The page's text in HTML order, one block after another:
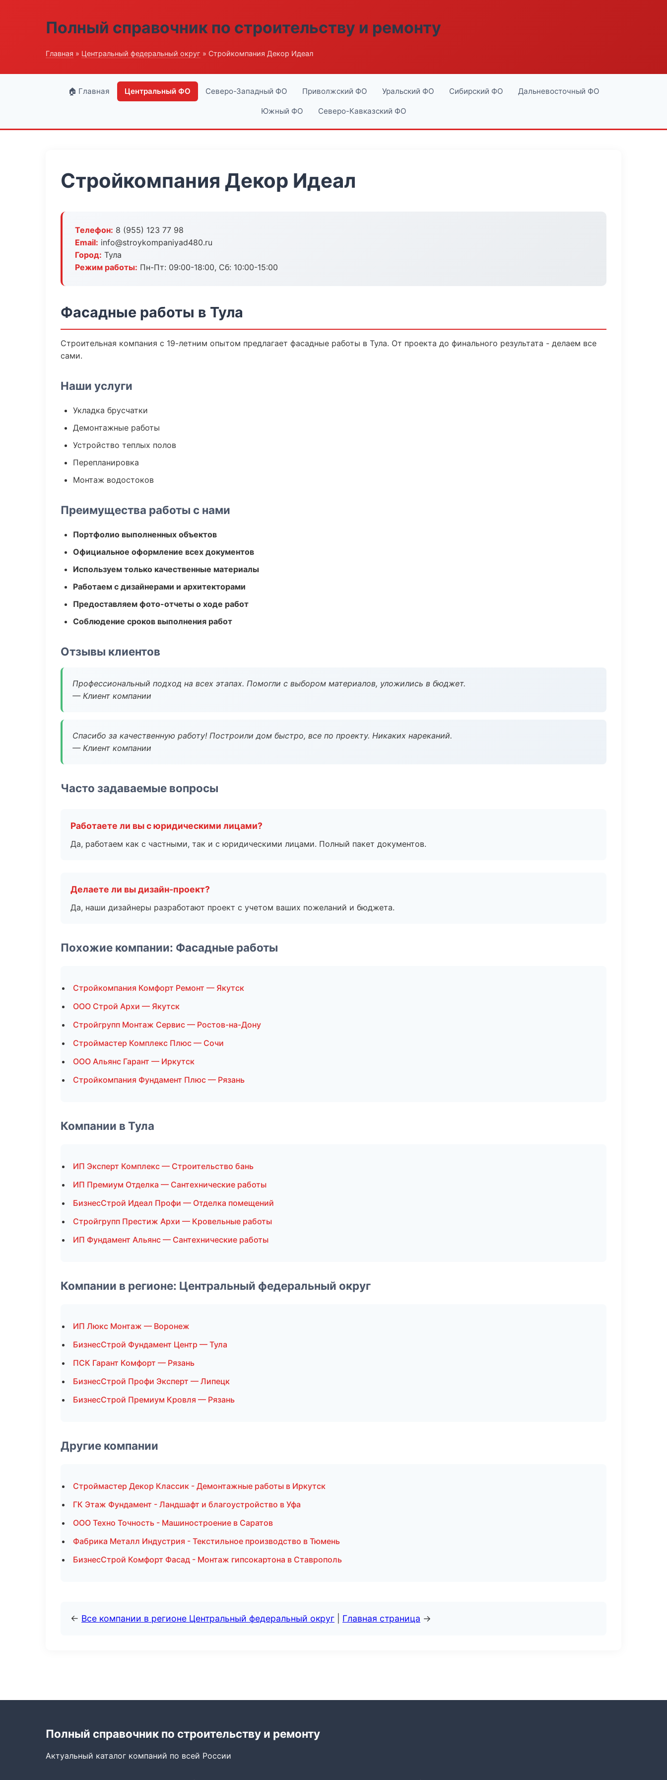
Полный справочник по строительству и ремонту
Главная » Центральный федеральный округ » Стройкомпания Декор Идеал
🏠 Главная Центральный ФО Северо-Западный ФО Приволжский ФО Уральский ФО Сибирский ФО Дальневосточный ФО
Южный ФО Северо-Кавказский ФО
Стройкомпания Декор Идеал
Телефон: 8 (955) 123 77 98
Email: info@stroykompaniyad480.ru
Город: Тула
Режим работы: Пн-Пт: 09:00-18:00, Сб: 10:00-15:00
Фасадные работы в Тула
Строительная компания с 19-летним опытом предлагает фасадные работы в Тула. От проекта до финального результата - делаем все
сами.
Наши услуги
Укладка брусчатки
Демонтажные работы
Устройство теплых полов
Перепланировка
Монтаж водостоков
Преимущества работы с нами
Портфолио выполненных объектов
Официальное оформление всех документов
Используем только качественные материалы
Работаем с дизайнерами и архитекторами
Предоставляем фото-отчеты о ходе работ
Соблюдение сроков выполнения работ
Отзывы клиентов
Профессиональный подход на всех этапах. Помогли с выбором материалов, уложились в бюджет.
— Клиент компании
Спасибо за качественную работу! Построили дом быстро, все по проекту. Никаких нареканий.
— Клиент компании
Часто задаваемые вопросы
Работаете ли вы с юридическими лицами?
Да, работаем как с частными, так и с юридическими лицами. Полный пакет документов.
Делаете ли вы дизайн-проект?
Да, наши дизайнеры разработают проект с учетом ваших пожеланий и бюджета.
Похожие компании: Фасадные работы
Стройкомпания Комфорт Ремонт — Якутск
ООО Строй Архи — Якутск
Стройгрупп Монтаж Сервис — Ростов-на-Дону
Строймастер Комплекс Плюс — Сочи
ООО Альянс Гарант — Иркутск
Стройкомпания Фундамент Плюс — Рязань
Компании в Тула
ИП Эксперт Комплекс — Строительство бань
ИП Премиум Отделка — Сантехнические работы
БизнесСтрой Идеал Профи — Отделка помещений
Стройгрупп Престиж Архи — Кровельные работы
ИП Фундамент Альянс — Сантехнические работы
Компании в регионе: Центральный федеральный округ
ИП Люкс Монтаж — Воронеж
БизнесСтрой Фундамент Центр — Тула
ПСК Гарант Комфорт — Рязань
БизнесСтрой Профи Эксперт — Липецк
БизнесСтрой Премиум Кровля — Рязань
Другие компании
Строймастер Декор Классик - Демонтажные работы в Иркутск
ГК Этаж Фундамент - Ландшафт и благоустройство в Уфа
ООО Техно Точность - Машиностроение в Саратов
Фабрика Металл Индустрия - Текстильное производство в Тюмень
БизнесСтрой Комфорт Фасад - Монтаж гипсокартона в Ставрополь
← Все компании в регионе Центральный федеральный округ Главная страница →
Полный справочник по строительству и ремонту
Актуальный каталог компаний по всей России